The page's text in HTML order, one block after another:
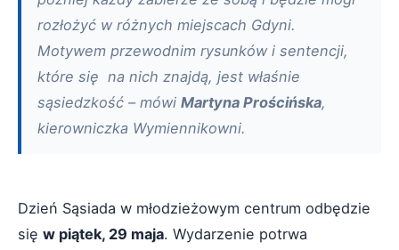
rozłożyć w różnych miejscach Gdyni.
Motywem przewodnim rysunków i sentencji,
które się na nich znajdą, jest właśnie
sąsiedzkość – mówi Martyna Prościńska,
kierowniczka Wymiennikowni.
Dzień Sąsiada w młodzieżowym centrum odbędzie
się w piątek, 29 maja. Wydarzenie potrwa